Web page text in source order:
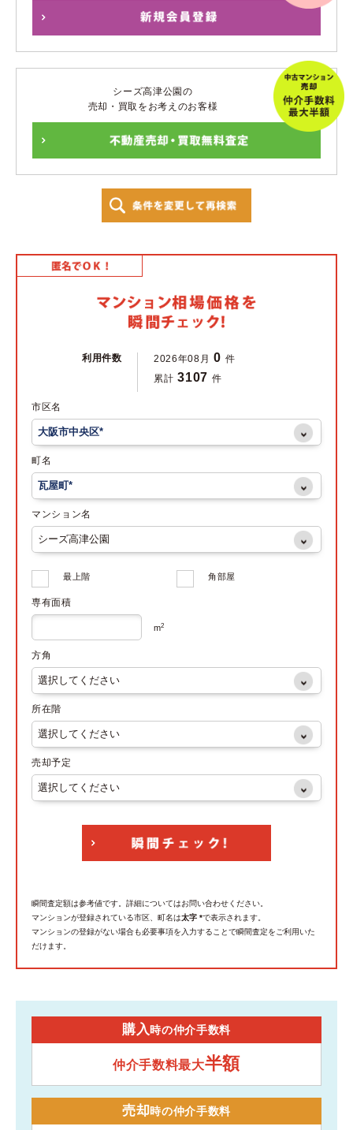
シーズ高津公園の
売却・買取をお考えのお客様
利用件数 2026年08月 0 件
累計 3107 件
市区名
町名
マンション名
最上階 角部屋
専有面積
m2
方角
所在階
売却予定
瞬間査定額は参考値です。詳細についてはお問い合わせください。
マンションが登録されている市区、町名は太字 *で表示されます。
マンションの登録がない場合も必要事項を入力することで瞬間査定をご利用いた
だけます。
購入時の仲介手数料
仲介手数料最大半額
売却時の仲介手数料